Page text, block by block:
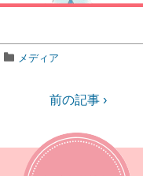
メディア
前の記事 ›